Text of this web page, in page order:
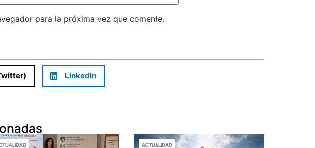
para la próxima vez que comente.
LinkedIn
ACTUALIDAD